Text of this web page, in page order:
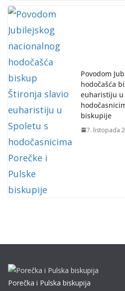
Povodom
hodočašća
euharistiju u
biskupije
7. listopada
Porečka i Pulska biskupija